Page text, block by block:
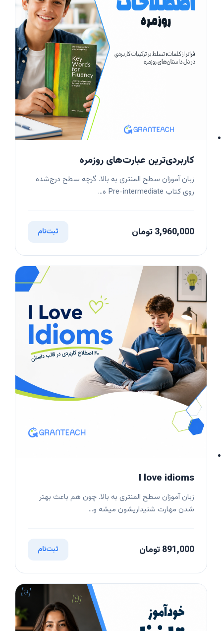
کاربردی‌ترین عبارت‌های روزمره
زبان آموزان سطح المنتری به بالا. گرچه سطح درج‌شده
روی کتاب Pre-intermediate ه...
3,960,000 تومان ثبت‌نام
I love idioms
زبان آموزان سطح المنتری به بالا. چون هم باعث بهتر
شدن مهارت شنیداریشون میشه و...
891,000 تومان ثبت‌نام